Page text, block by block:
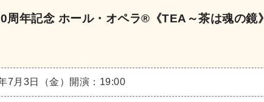
周年記念 ホール・オペラ®《TEA～茶は魂の鏡》
7月3日（金） 開演：19:00